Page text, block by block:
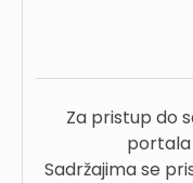
Za pristup do
Sadržajima se